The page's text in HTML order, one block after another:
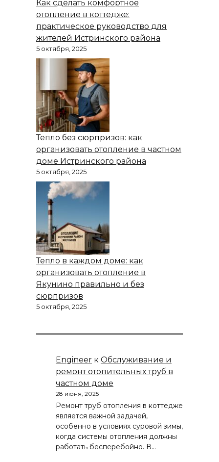
Как сделать комфортное
отопление в коттедже:
практическое руководство для
жителей Истринского района
5 октября, 2025
Тепло без сюрпризов: как
организовать отопление в частном
доме Истринского района
5 октября, 2025
Тепло в каждом доме: как
организовать отопление в
Якунино правильно и без
сюрпризов
5 октября, 2025
Engineer к Обслуживание и
ремонт отопительных труб в
частном доме
28 июня, 2025
Ремонт труб отопления в коттедже
является важной задачей,
особенно в условиях суровой зимы,
когда системы отопления должны
работать бесперебойно. В…